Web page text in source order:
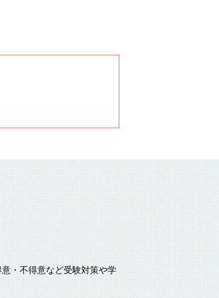
・不得意など受験対策や学